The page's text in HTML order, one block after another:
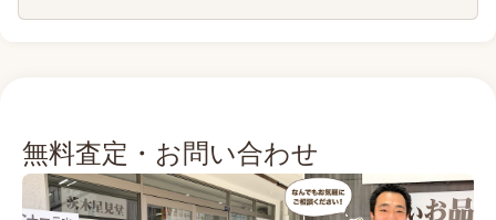
無料査定・お問い合わせ